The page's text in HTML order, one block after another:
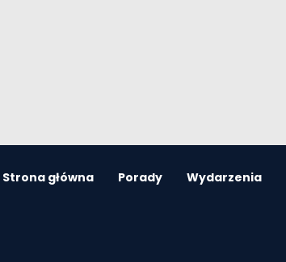
Strona główna Porady Wydarzenia